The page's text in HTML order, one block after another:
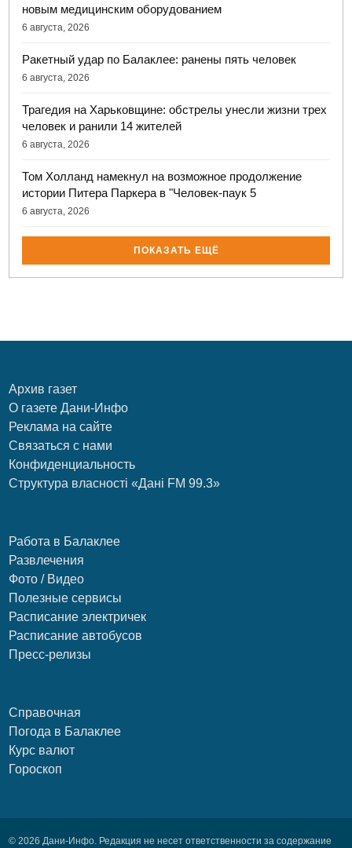
новым медицинским оборудованием
6 августа, 2026
Ракетный удар по Балаклее: ранены пять человек
6 августа, 2026
Трагедия на Харьковщине: обстрелы унесли жизни трех
человек и ранили 14 жителей
6 августа, 2026
Том Холланд намекнул на возможное продолжение
истории Питера Паркера в "Человек-паук 5
6 августа, 2026
ПОКАЗАТЬ ЕЩЁ
Архив газет
О газете Дани-Инфо
Реклама на сайте
Связаться с нами
Конфиденциальность
Структура власності «Дані FM 99.3»
Работа в Балаклее
Развлечения
Фото / Видео
Полезные сервисы
Расписание электричек
Расписание автобусов
Пресс-релизы
Справочная
Погода в Балаклее
Курс валют
Гороскоп
© 2026 Дани-Инфо. Редакция не несет ответственности за содержание